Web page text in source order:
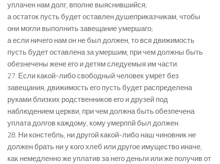
уплачен нам долг, вполне выяснившийся;
а остаток пусть будет оставлен душеприказчикам, чтобы
они могли выполнить завещание умершаго;
а если ничего нам он не был должен, то вся движимость
пусть будет оставлена за умершим, при чем должны быть
обезнечены жене его и детям следуемыя им части.
27. Если какой-либо свободный человек умрет без
завещания, движимость его пусть будет распределена
руками близких родственников его и друзей под
наблюдением церкви, при чем должна быть обезпечена
уплата долгов каждому, кому умерппй был должен.
28. Ни констебль, ни другой какой-либо наш чиновник не
должен брать ни у кого хлеб или другое имущество иначе,
как немедленно же уплатив за него деньги или же получив от